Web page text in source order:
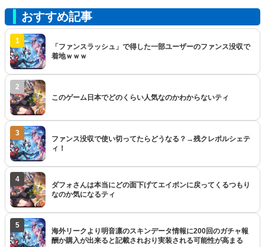
おすすめ記事
1
「ファンスラッシュ」で得した一部ユーザーのファンス没収で
着地ｗｗｗ
2
このゲーム日本でどのくらい人気なのかわからないティ
3
ファンス没収で使い切ってたらどうなる？→残クレポルシェテ
ィ！
4
ダフォさんは本当にどの面下げてエイボンに戻ってくるつもり
なのか気になるティ
5
海外リークより明音凛のスキンデータ情報に200回のガチャ報
酬か購入が出来ると記載されおり実装される可能性が高まる